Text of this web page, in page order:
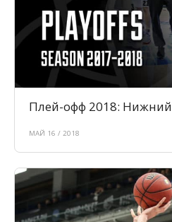
Плей-офф 2018:
МАЙ 16 / 2018